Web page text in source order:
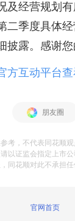
及经营规划
二季度具体
披露。感谢您
方互动平台
朋友圈
考，不代表同花顺
以证监会指定上市
同花顺对此不承担
官网首页